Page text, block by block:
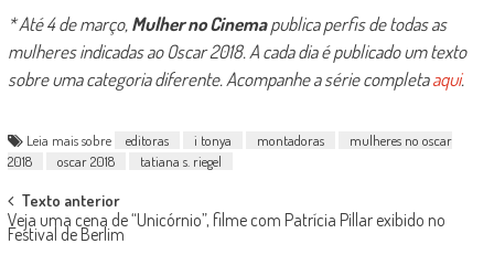
* Até 4 de março, Mulher no Cinemapublica perfis de todas as
mulheres indicadas ao Oscar 2018. A cada dia é publicado um texto
sobre uma categoria diferente. Acompanhe a série completaaqui.
Leia mais sobre editoras i tonya montadoras
mulheres no oscar
2018
oscar 2018 tatiana s. riegel
Post
navigation
Texto anterior
Veja uma cena de “Unicórnio”, filme com Patrícia Pillar exibido no
Festival de Berlim